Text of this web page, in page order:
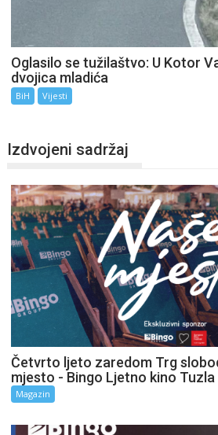
Oglasilo se tužilaštvo: U Kotor
dvojica mladića
BiH Vijesti
Izdvojeni sadržaj
Četvrto ljeto zaredom Trg
mjesto - Bingo Ljetno kino Tuzla
Magazin